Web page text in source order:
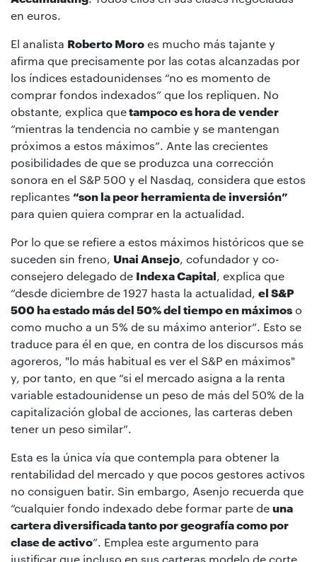
en euros.
El analista Roberto Moro es mucho más tajante y
afirma que precisamente por las cotas alcanzadas por
los índices estadounidenses “no es momento de
comprar fondos indexados” que los repliquen. No
obstante, explica quetampoco es hora de vender
“mientras la tendencia no cambie y se mantengan
próximos a estos máximos”. Ante las crecientes
posibilidades de que se produzca una corrección
sonora en el S&P 500 y el Nasdaq, considera que estos
replicantes “son la peor herramienta de inversión”
para quien quiera comprar en la actualidad.
Por lo que se refiere a estos máximos históricos que se
suceden sin freno, Unai Ansejo , cofundador y co-
consejero delegado de Indexa Capital , explica que
“desde diciembre de 1927 hasta la actualidad, el S&P
500 ha estado más del 50% del tiempo en máximos o
como mucho a un 5% de su máximo anterior”. Esto se
traduce para él en que, en contra de los discursos más
agoreros, "lo más habitual es ver el S&P en máximos"
y, por tanto, en que “si el mercado asigna a la renta
variable estadounidense un peso de más del 50% de la
capitalización global de acciones, las carteras deben
tener un peso similar”.
Esta es la única vía que contempla para obtener la
rentabilidad del mercado y que pocos gestores activos
no consiguen batir. Sin embargo, Asenjo recuerda que
“cualquier fondo indexado debe formar parte de una
cartera diversificada tanto por geografía como por
clase de activo”. Emplea este argumento para
justificar que incluso en sus carteras modelo de corte